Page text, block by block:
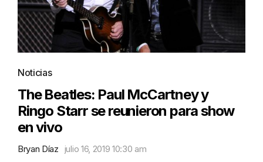
Noticias
The Beatles: Paul McCartney y
Ringo Starr se reunieron para show
en vivo
Bryan Díaz julio 16, 2019 10:30 am